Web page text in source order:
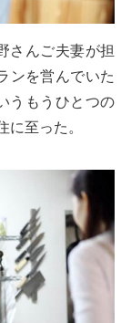
さんご夫妻が担
ンを営んでいた
うもうひとつの
に至った。